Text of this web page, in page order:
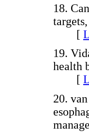
18.
[
19.
health
[
20.